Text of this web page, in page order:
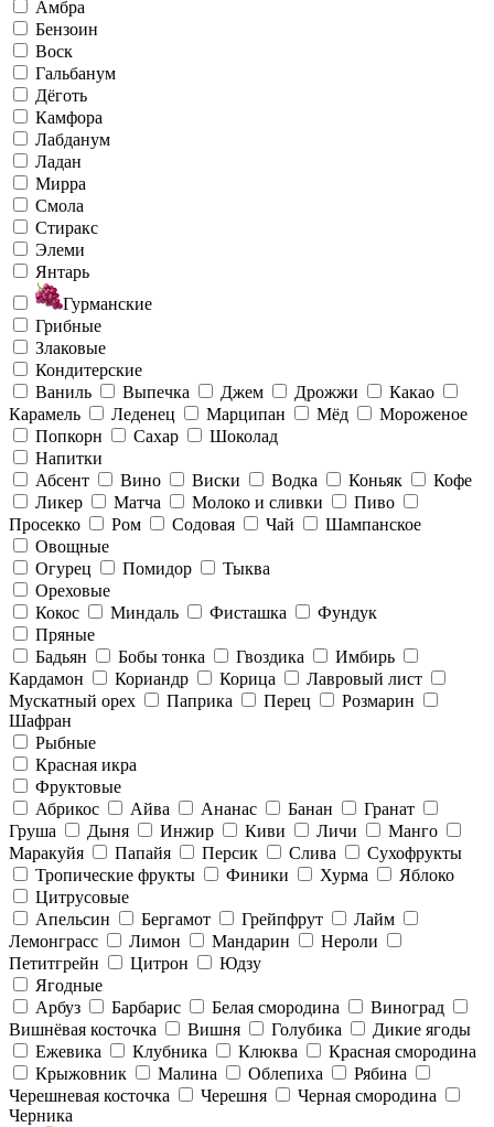
Амбра
Бензоин
Воск
Гальбанум
Дёготь
Камфора
Лабданум
Ладан
Мирра
Смола
Стиракс
Элеми
Янтарь
Гурманские
Грибные
Злаковые
Кондитерские
Ваниль
Выпечка Джем Дрожжи
Какао
Карамель
Леденец Марципан Мёд
Мороженое
Попкорн
Сахар
Шоколад
Напитки
Абсент
Вино Виски Водка Коньяк
Кофе
Ликер
Матча Молоко и сливки
Пиво
Просекко
Ром Содовая Чай
Шампанское
Овощные
Огурец
Помидор
Тыква
Ореховые
Кокос
Миндаль Фисташка
Фундук
Пряные
Бадьян
Бобы тонка Гвоздика
Имбирь
Кардамон
Кориандр Корица
Лавровый лист
Мускатный орех
Паприка Перец
Розмарин
Шафран
Рыбные
Красная икра
Фруктовые
Абрикос
Айва Ананас Банан
Гранат
Груша
Дыня Инжир Киви Личи
Манго
Маракуйя
Папайя Персик Слива
Сухофрукты
Тропические фрукты
Финики Хурма
Яблоко
Цитрусовые
Апельсин
Бергамот Грейпфрут
Лайм
Лемонграсс
Лимон Мандарин
Нероли
Петитгрейн
Цитрон
Юдзу
Ягодные
Арбуз
Барбарис Белая смородина
Виноград
Вишнёвая косточка
Вишня Голубика
Дикие ягоды
Ежевика
Клубника Клюква
Красная смородина
Крыжовник
Малина Облепиха
Рябина
Черешневая косточка
Черешня
Черная смородина
Черника